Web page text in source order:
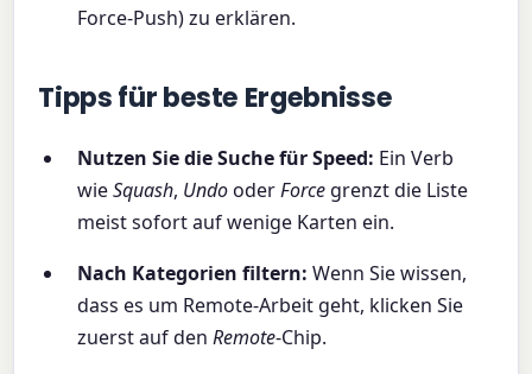
Force-Push) zu erklären.
Tipps für beste Ergebnisse
Nutzen Sie die Suche für Speed: Ein Verb
wieSquash, UndooderForcegrenzt die Liste
meist sofort auf wenige Karten ein.
Nach Kategorien filtern: Wenn Sie wissen,
dass es um Remote-Arbeit geht, klicken Sie
zuerst auf den Remote-Chip.